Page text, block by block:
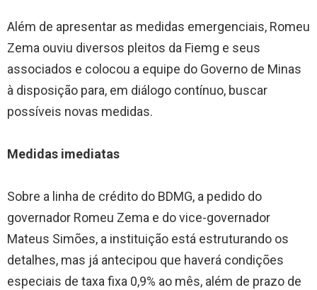
Além de apresentar as medidas emergenciais, Romeu
Zema ouviu diversos pleitos da Fiemg e seus
associados e colocou a equipe do Governo de Minas
à disposição para, em diálogo contínuo, buscar
possíveis novas medidas.
Medidas imediatas
Sobre a linha de crédito do BDMG, a pedido do
governador Romeu Zema e do vice-governador
Mateus Simões, a instituição está estruturando os
detalhes, mas já antecipou que haverá condições
especiais de taxa fixa 0,9% ao mês, além de prazo de